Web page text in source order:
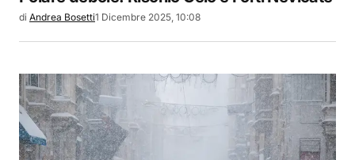
di Andrea Bosetti1 Dicembre 2025, 10:08